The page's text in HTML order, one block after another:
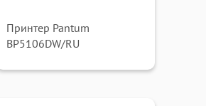
Принтер Pantum
BP5106DW/RU